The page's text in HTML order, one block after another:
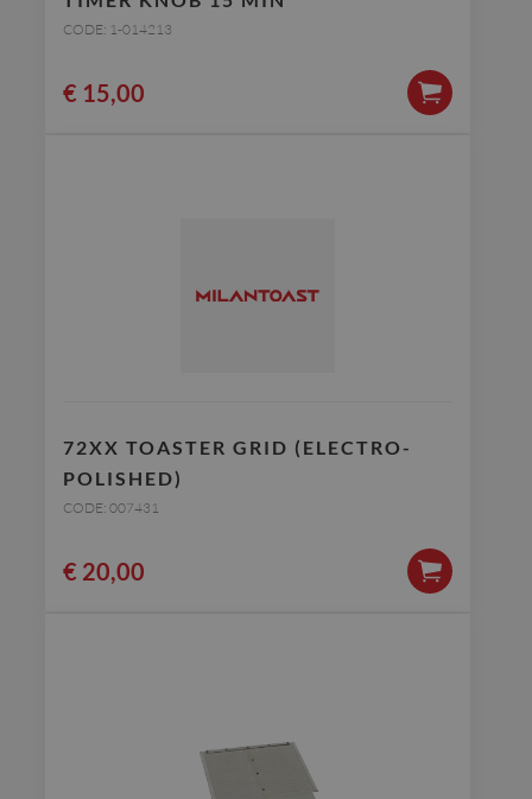
CODE: 1-014213
€ 15,00
72XX TOASTER GRID (ELECTRO-
POLISHED)
CODE: 007431
€ 20,00